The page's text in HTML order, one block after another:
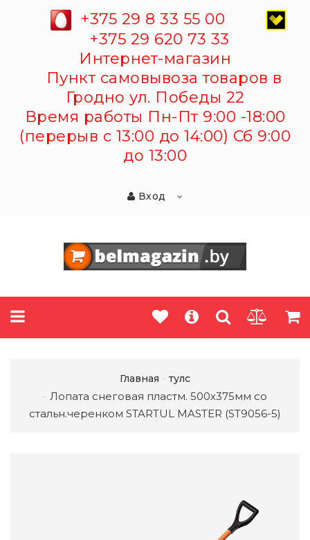
+375 29 8 33 55 00
+375 29 620 73 33
Интернет-магазин
Пункт самовывоза товаров в
Гродно ул. Победы 22
Время работы Пн-Пт 9:00 -18:00
(перерыв с 13:00 до 14:00) Сб 9:00
до 13:00
Вход
Главная тулс
Лопата снеговая пластм. 500х375мм со
стальн.черенком STARTUL MASTER (ST9056-5)